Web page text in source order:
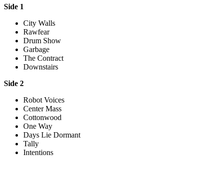
Side 1
City Walls
Rawfear
Drum Show
Garbage
The Contract
Downstairs
Side 2
Robot Voices
Center Mass
Cottonwood
One Way
Days Lie Dormant
Tally
Intentions